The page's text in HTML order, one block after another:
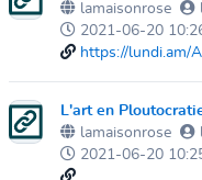
lamaisonrose
2021-06-20
https://lundi.am/
L'art en
lamaisonrose
2021-06-20